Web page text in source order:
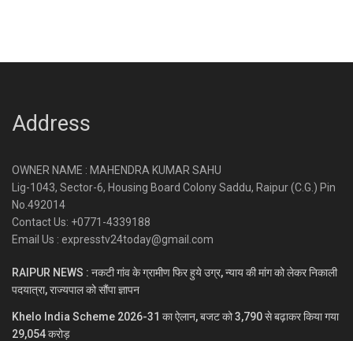
Address
OWNER NAME : MAHENDRA KUMAR SAHU
Lig-1043, Sector-6, Housing Board Colony Saddu, Raipur (C.G.) Pin
No.492014
Contact Us: +0771-4339188
Email Us : expresstv24today@gmail.com
RAIPUR NEWS : नकटी गांव के ग्रामीण फिर हुये उग्र, न्याय की मांग को लेकर निकाली
पदयात्रा, राज्यपाल को सौंपा ज्ञापन
Khelo India Scheme 2026-31 का ऐलान, बजट को 3,790 से बढ़ाकर किया गया
29,054 करोड़